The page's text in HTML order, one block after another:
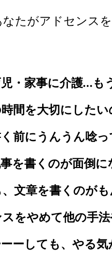
なたがアドセンス
・家事に介護…も
間を大切にした
前にうんうん唸
を書くのが面倒
文章を書くのが
をやめて他の手
ーしても、やる